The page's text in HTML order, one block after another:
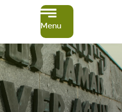
Menu